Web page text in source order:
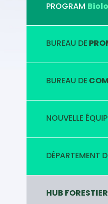
PROGRAM
BUREAU DE
BUREAU DE
NOUVELLE
DÉPARTEMENT
HUB FORESTIER